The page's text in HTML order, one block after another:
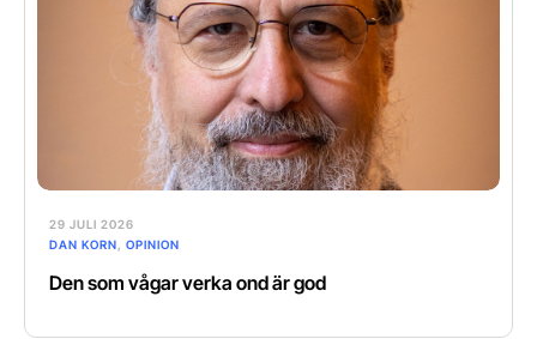
29 JULI 2026
DAN KORN
OPINION
Den som vågar verka ond är god